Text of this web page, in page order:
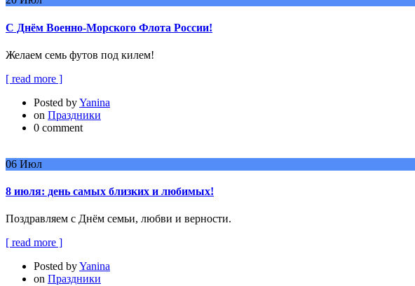
С Днём Военно-Морского Флота России!
Желаем семь футов под килем!
[ read more ]
Posted byYanina
on Праздники
0 comment
06 Июл
8 июля: день самых близких и любимых!
Поздравляем с Днём семьи, любви и верности.
[ read more ]
Posted byYanina
on Праздники